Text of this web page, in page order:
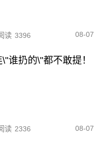
读 3396 08-07
谁扔的\"都不敢提！
读 2336 08-07